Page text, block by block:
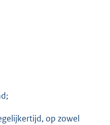
op zowel